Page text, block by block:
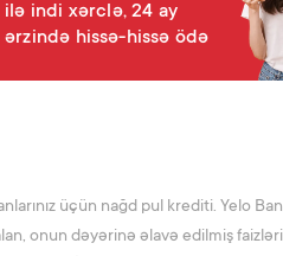
ilə indi xərclə, 24 ay
ərzində hissə-hissə ödə
üçün nağd pul krediti. Yelo
onun dəyərinə əlavə edilmiş